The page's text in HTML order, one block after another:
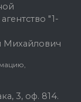
"1-
Михайлович
3, оф. 814.